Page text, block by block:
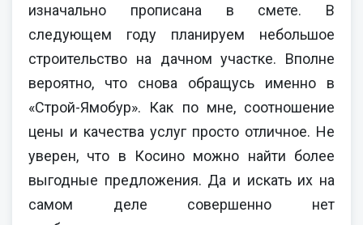
изначально прописана в смете. В
следующем году планируем небольшое
строительство на дачном участке. Вполне
вероятно, что снова обращусь именно в
«Строй-Ямобур». Как по мне, соотношение
цены и качества услуг просто отличное. Не
уверен, что в Косино можно найти более
выгодные предложения. Да и искать их на
самом деле совершенно нет